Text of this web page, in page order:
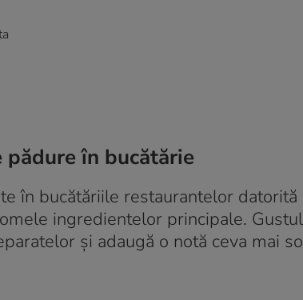
în bucătărie
în bucătăriile restaurantelor
ingredientelor principale.
și adaugă o notă ceva mai